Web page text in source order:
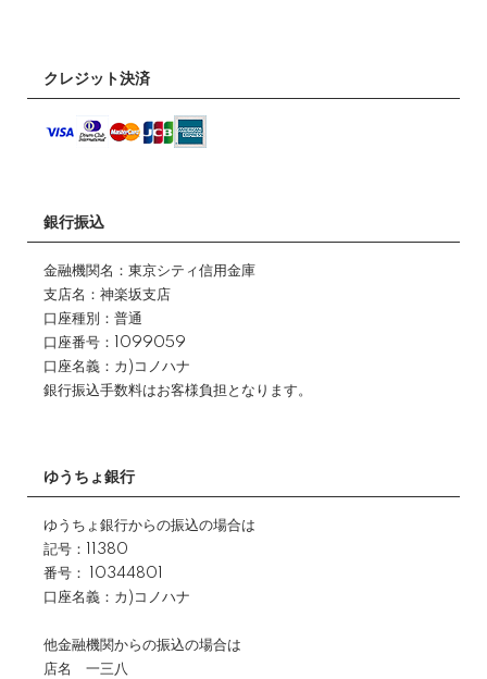
クレジット決済
銀行振込
金融機関名：東京シティ信用金庫
支店名：神楽坂支店
口座種別：普通
口座番号：1099059
口座名義：カ)コノハナ
銀行振込手数料はお客様負担となります。
ゆうちょ銀行
ゆうちょ銀行からの振込の場合は
記号：11380
番号： 10344801
口座名義：カ)コノハナ
他金融機関からの振込の場合は
店名 一三八